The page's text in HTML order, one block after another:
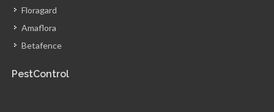
Floragard
Amaflora
Betafence
PestControl